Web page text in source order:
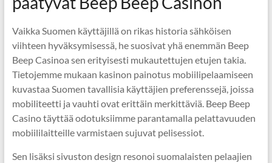
Vaikka Suomen käyttäjillä on rikas historia sähköisen
viihteen hyväksymisessä, he suosivat yhä enemmän Beep
Beep Casinoa sen erityisesti mukautettujen etujen takia.
Tietojemme mukaan kasinon painotus mobiilipelaamiseen
kuvastaa Suomen tavallisia käyttäjien preferenssejä, joissa
mobiliteetti ja vauhti ovat erittäin merkittäviä. Beep Beep
Casino täyttää odotuksiimme parantamalla pelattavuuden
mobiililaitteille varmistaen sujuvat pelisessiot.
Sen lisäksi sivuston design resonoi suomalaisten pelaajien